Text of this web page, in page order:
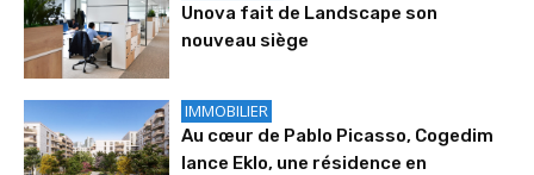
Unova fait de Landscape son
nouveau siège
IMMOBILIER
Au cœur de Pablo Picasso, Cogedim
lance Eklo, une résidence en